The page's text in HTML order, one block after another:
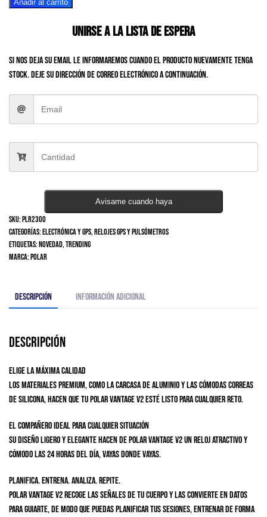
V2Añadir al carrito
Unirse a la lista de espera
Si nos deja su email le informaremos cuando el producto nuevamente tenga
stock. Deje su dirección de correo electrónico a continuación.
Avisame cuando haya
SKU:PLR2300
Categorías:Electrónica y GPS,Relojes GPS y pulsómetros
Etiquetas:Novedad,Trending
Marca:Polar
Descripción Información adicional
Descripción
ELIGE LA MÁXIMA CALIDAD
Los materiales premium, como la carcasa de aluminio y las cómodas correas
de silicona, hacen que tu Polar Vantage V2 esté listo para cualquier reto.
EL COMPAÑERO IDEAL PARA CUALQUIER SITUACIÓN
Su diseño ligero y elegante hacen de Polar Vantage V2 un reloj atractivo y
cómodo las 24 horas del día, vayas donde vayas.
PLANIFICA. ENTRENA. ANALIZA. REPITE.
Polar Vantage V2 recoge las señales de tu cuerpo y las convierte en datos
para guiarte, de modo que puedas planificar tus sesiones, entrenar de forma